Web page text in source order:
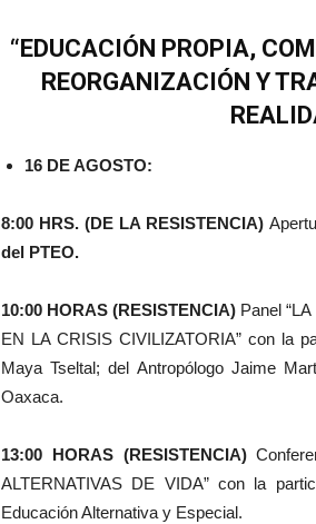
“EDUCACIÓN PROPIA,
REORGANIZACIÓN Y
16 DE AGOSTO:
8:00 HRS. (DE LA RESISTENCIA)
del PTEO.
10:00 HORAS (RESISTENCIA) Panel
EN LA CRISIS CIVILIZATORIA” con la
Maya Tseltal; del Antropólogo Jaime
Oaxaca.
13:00 HORAS (RESISTENCIA)
ALTERNATIVAS DE VIDA” con la
Educación Alternativa y Especial.